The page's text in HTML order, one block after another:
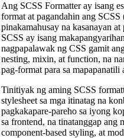
Ang SCSS Formatter ay isang
format at pagandahin ang SCSS
pinakamahusay na kasanayan
SCSS ay isang
nagpapalawak ng CSS gamit
nesting, mixin, at function, na
pag-format para sa mapapanatili
Tinitiyak ng aming SCSS
stylesheet sa mga itinatag na
pagkakapare-pareho sa iyong
sa frontend, na tinatanggap ang
component-based styling, at